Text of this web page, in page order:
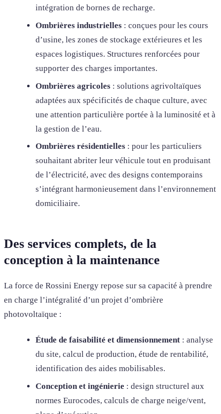
intégration de bornes de recharge.
Ombrières industrielles: conçues pour les cours
d’usine, les zones de stockage extérieures et les
espaces logistiques. Structures renforcées pour
supporter des charges importantes.
Ombrières agricoles: solutions agrivoltaïques
adaptées aux spécificités de chaque culture, avec
une attention particulière portée à la luminosité et à
la gestion de l’eau.
Ombrières résidentielles: pour les particuliers
souhaitant abriter leur véhicule tout en produisant
de l’électricité, avec des designs contemporains
s’intégrant harmonieusement dans l’environnement
domiciliaire.
Des services complets, de la
conception à la maintenance
La force de Rossini Energy repose sur sa capacité à prendre
en charge l’intégralité d’un projet d’ombrière
photovoltaïque :
Étude de faisabilité et dimensionnement: analyse
du site, calcul de production, étude de rentabilité,
identification des aides mobilisables.
Conception et ingénierie : design structurel aux
normes Eurocodes, calculs de charge neige/vent,